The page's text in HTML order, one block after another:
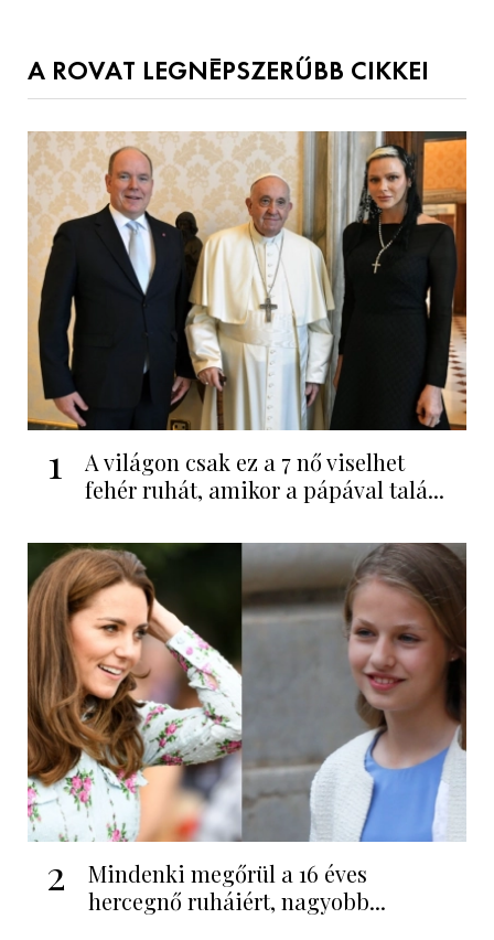
A ROVAT LEGNÉPSZERŰBB CIKKEI
1
A világon csak ez a 7 nő viselhet
fehér ruhát, amikor a pápával talá...
2
Mindenki megőrül a 16 éves
hercegnő ruháiért, nagyobb...